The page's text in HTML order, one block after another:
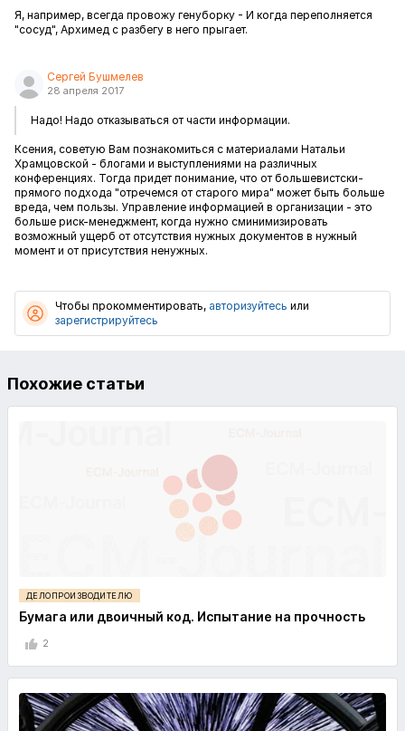
Я, например, всегда провожу генуборку - И когда переполняется
"сосуд", Архимед с разбегу в него прыгает.
Сергей Бушмелев
28 апреля 2017
Надо! Надо отказываться от части информации.
Ксения, советую Вам познакомиться с материалами Натальи
Храмцовской - блогами и выступлениями на различных
конференциях. Тогда придет понимание, что от большевистски-
прямого подхода "отречемся от старого мира" может быть больше
вреда, чем пользы. Управление информацией в организации - это
больше риск-менеджмент, когда нужно сминимизировать
возможный ущерб от отсутствия нужных документов в нужный
момент и от присутствия ненужных.
Чтобы прокомментировать, авторизуйтесь или
зарегистрируйтесь
Похожие статьи
ДЕЛОПРОИЗВОДИТЕЛЮ
Бумага или двоичный код. Испытание на прочность
2